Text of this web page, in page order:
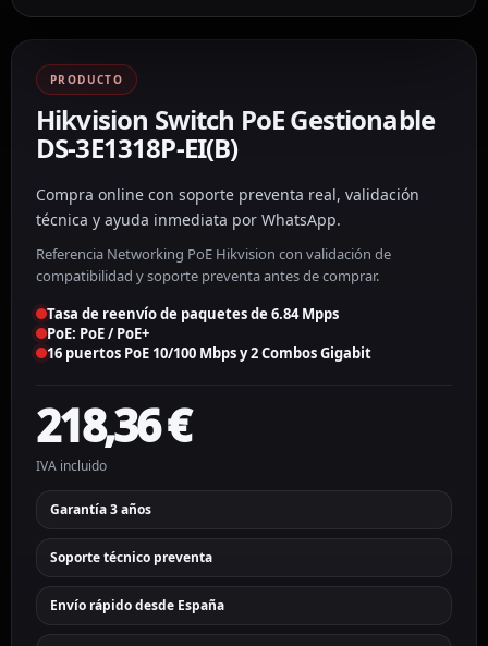
PRODUCTO
Hikvision Switch PoE Gestionable
DS-3E1318P-EI(B)
Compra online con soporte preventa real, validación
técnica y ayuda inmediata por WhatsApp.
Referencia Networking PoE Hikvision con validación de
compatibilidad y soporte preventa antes de comprar.
Tasa de reenvío de paquetes de 6.84 Mpps
PoE: PoE / PoE+
16 puertos PoE 10/100 Mbps y 2 Combos Gigabit
218,36€
IVA incluido
Garantía 3 años
Soporte técnico preventa
Envío rápido desde España